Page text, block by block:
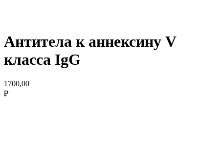
Антитела к аннексину V
класса IgG
1700,00
₽